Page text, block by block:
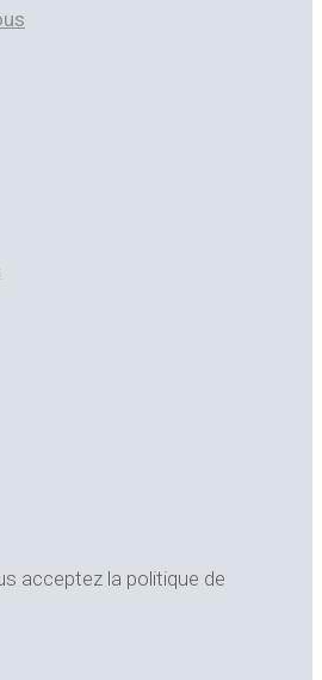
acceptez la politique de